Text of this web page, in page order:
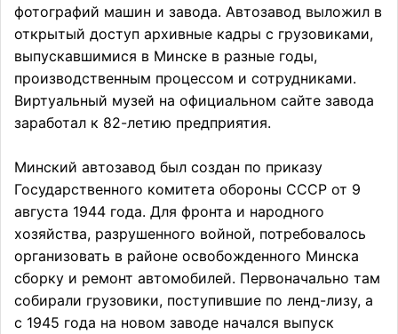
фотографий машин и завода. Автозавод выложил в
открытый доступ архивные кадры с грузовиками,
выпускавшимися в Минске в разные годы,
производственным процессом и сотрудниками.
Виртуальный музей на официальном сайте завода
заработал к 82-летию предприятия.
Минский автозавод был создан по приказу
Государственного комитета обороны СССР от 9
августа 1944 года. Для фронта и народного
хозяйства, разрушенного войной, потребовалось
организовать в районе освобожденного Минска
сборку и ремонт автомобилей. Первоначально там
собирали грузовики, поступившие по ленд-лизу, а
с 1945 года на новом заводе начался выпуск